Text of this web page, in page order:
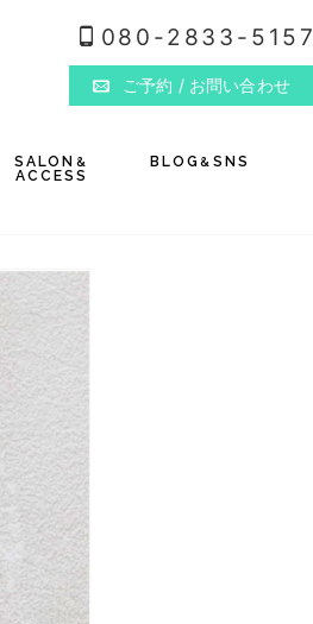
080-2833-5157
ご予約 / お問い合わせ
SALON &
ACCESS
BLOG & SNS